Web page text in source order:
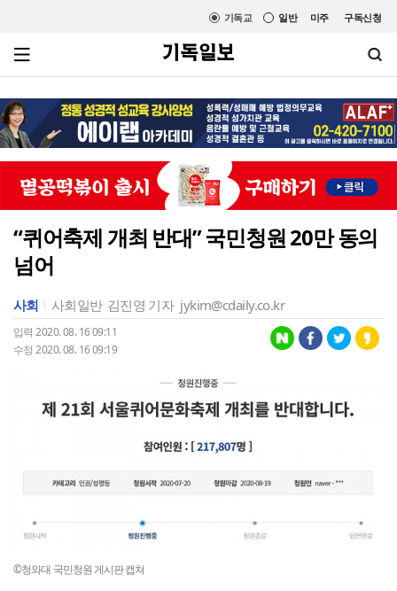
미주 구독신청
일반
기독교
“퀴어축제 개최 반대” 국민청원 20만 동의
넘어
사회 사회일반 김진영 기자 jykim@cdaily.co.kr
입력 2020. 08. 16 09:11
수정 2020. 08. 16 09:19
©청와대 국민청원 게시판 캡쳐